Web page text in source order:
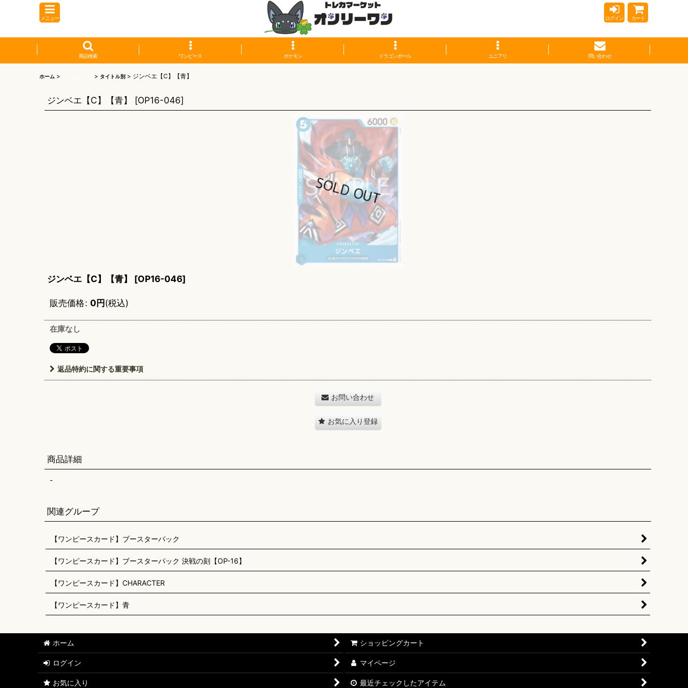
メニュー ログイン カート
商品検索 ワンピース ポケモン ドラゴンボール ユニアリ 問い合わせ
ホーム > > タイトル別 > ジンベエ【C】【青】
ジンベエ【C】【青】 [OP16-046]
ジンベエ【C】【青】 [OP16-046]
販売価格: 0円(税込)
在庫なし
返品特約に関する重要事項
お問い合わせ
お気に入り登録
商品詳細
-
関連グループ
【ワンピースカード】ブースターパック
【ワンピースカード】ブースターパック 決戦の刻【OP-16】
【ワンピースカード】CHARACTER
【ワンピースカード】青
ホーム ショッピングカート
ログイン マイページ
お気に入り 最近チェックしたアイテム